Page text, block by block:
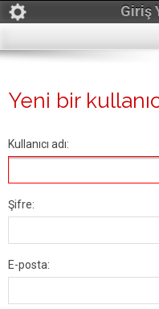
Giriş
Yeni bir
Kullanıcı adı:
Şifre:
E-posta: